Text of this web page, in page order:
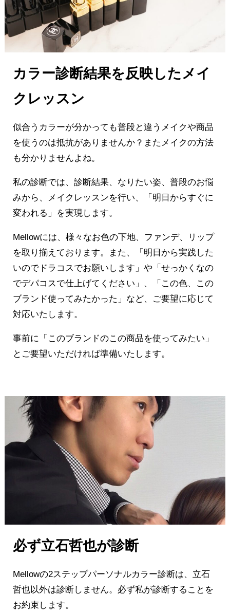
カラー診断結果を反映したメイ
クレッスン
似合うカラーが分かっても普段と違うメイクや商品
を使うのは抵抗がありませんか？またメイクの方法
も分かりませんよね。
私の診断では、診断結果、なりたい姿、普段のお悩
みから、メイクレッスンを行い、「明日からすぐに
変われる」を実現します。
Mellowには、様々なお色の下地、ファンデ、リップ
を取り揃えております。また、「明日から実践した
いのでドラコスでお願いします」や「せっかくなの
でデパコスで仕上げてください」、「この色、この
ブランド使ってみたかった」など、ご要望に応じて
対応いたします。
事前に「このブランドのこの商品を使ってみたい」
とご要望いただければ準備いたします。
必ず立石哲也が診断
Mellowの2ステップパーソナルカラー診断は、立石
哲也以外は診断しません。必ず私が診断することを
お約束します。